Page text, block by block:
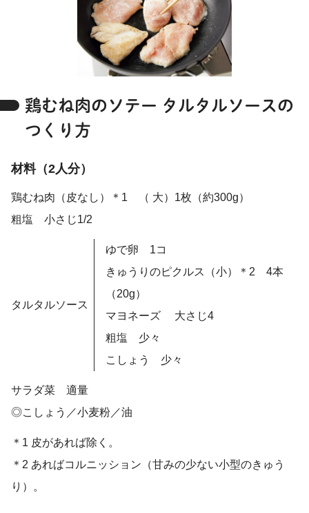
鶏むね肉のソテー タルタルソースの
つくり方
材料（2人分）
鶏むね肉（皮なし）＊1 （ 大）1枚（約300g）
粗塩 小さじ1/2
タルタルソース
ゆで卵 1コ
きゅうりのピクルス（小）＊2 4本
（20g）
マヨネーズ 大さじ4
粗塩 少々
こしょう 少々
サラダ菜 適量
◎こしょう／小麦粉／油
＊1 皮があれば除く。
＊2 あればコルニッション（甘みの少ない小型のきゅう
り）。